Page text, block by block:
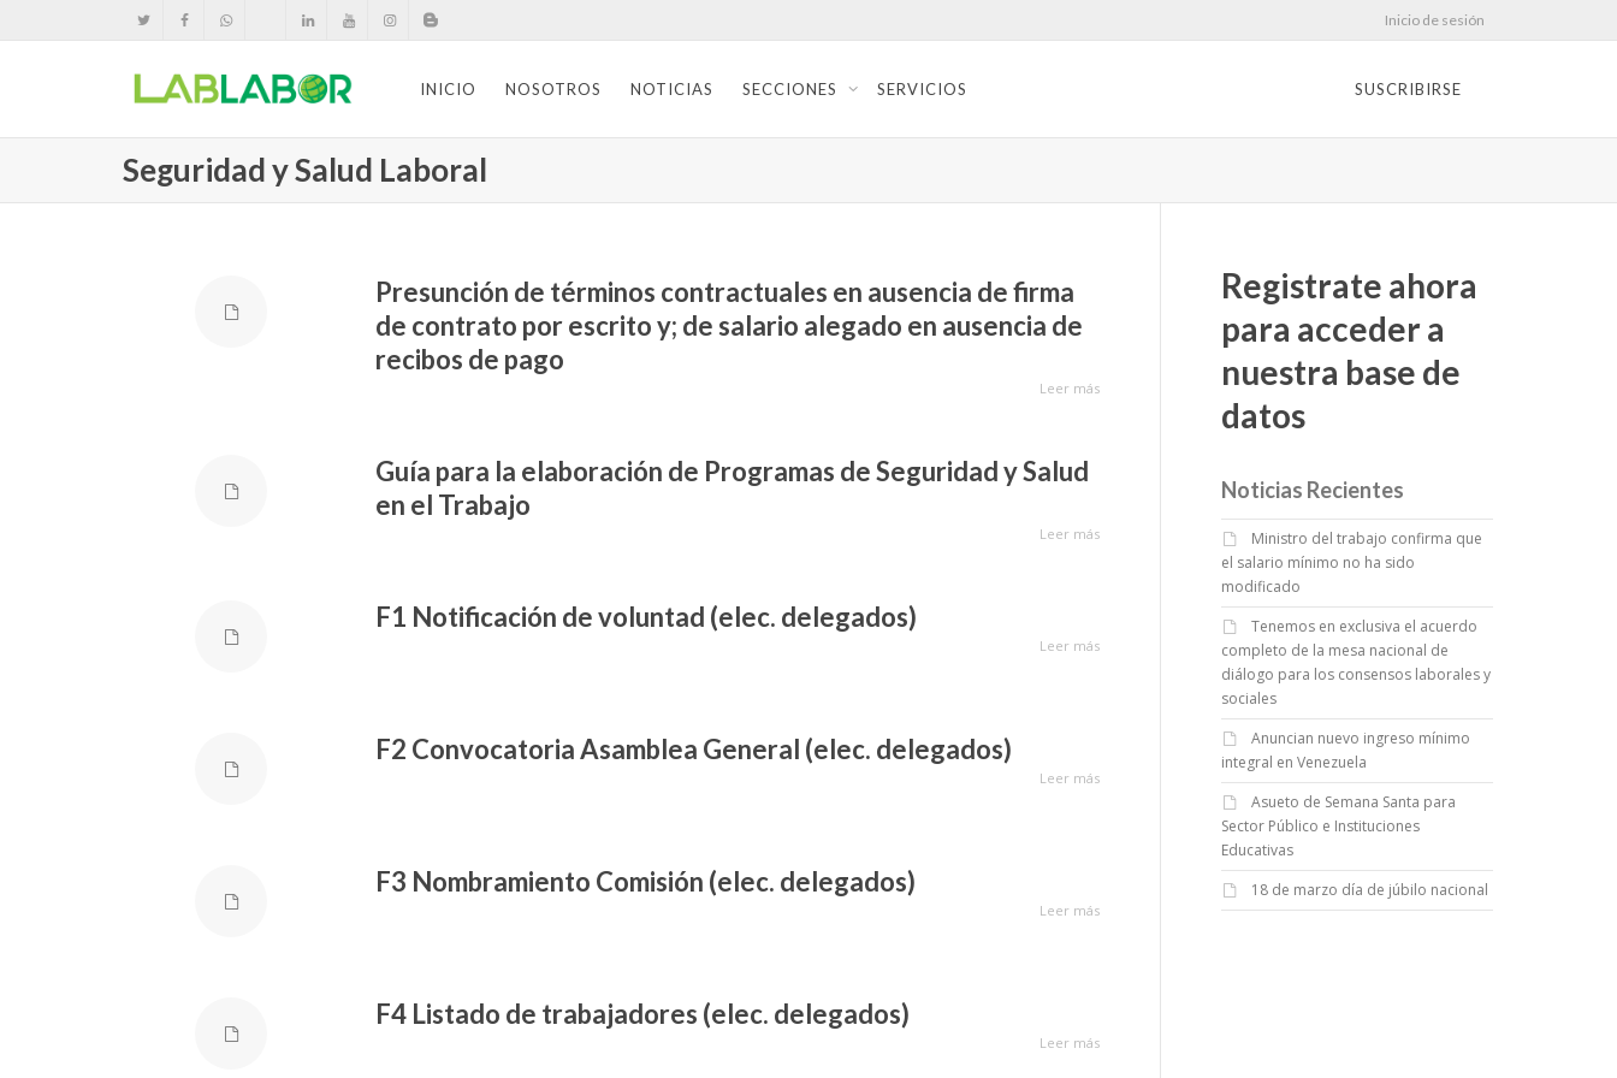
Inicio de sesión
INICIO NOSOTROS NOTICIAS SECCIONES SERVICIOS SUSCRIBIRSE
Seguridad y Salud Laboral
Presunción de términos contractuales en ausencia de firma
de contrato por escrito y; de salario alegado en ausencia de
recibos de pago
Leer más
Guía para la elaboración de Programas de Seguridad y Salud
en el Trabajo
Leer más
F1 Notificación de voluntad (elec. delegados)
Leer más
F2 Convocatoria Asamblea General (elec. delegados)
Leer más
F3 Nombramiento Comisión (elec. delegados)
Leer más
F4 Listado de trabajadores (elec. delegados)
Leer más
Registrate ahora
para acceder a
nuestra base de
datos
Noticias Recientes
Ministro del trabajo confirma que
el salario mínimo no ha sido
modificado
Tenemos en exclusiva el acuerdo
completo de la mesa nacional de
diálogo para los consensos laborales y
sociales
Anuncian nuevo ingreso mínimo
integral en Venezuela
Asueto de Semana Santa para
Sector Público e Instituciones
Educativas
18 de marzo día de júbilo nacional